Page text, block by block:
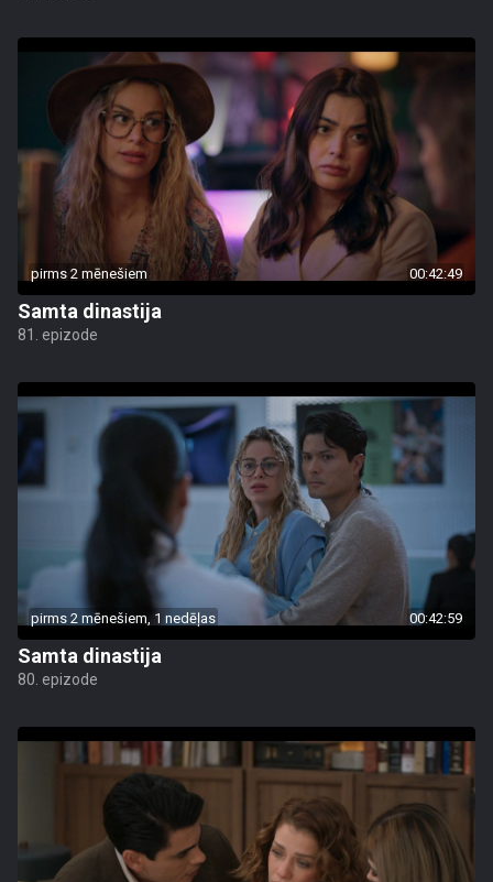
pirms 2 mēnešiem 00:42:49
Samta dinastija
81. epizode
pirms 2 mēnešiem, 1 nedēļas 00:42:59
Samta dinastija
80. epizode